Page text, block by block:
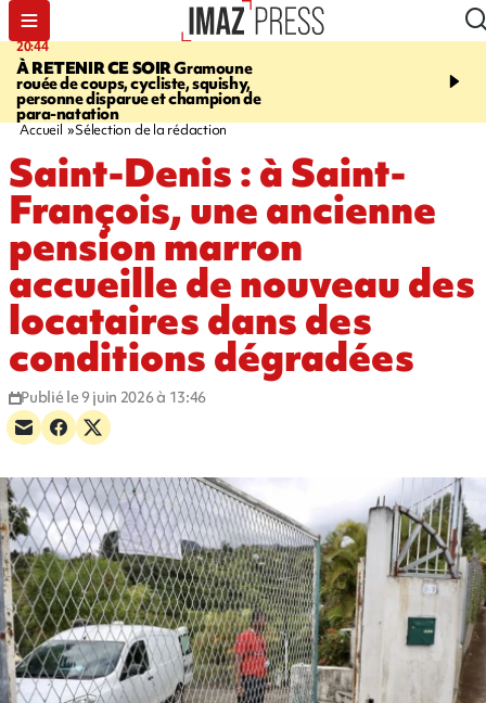
20:44
À RETENIR CE SOIRGramoune
rouée de coups, cycliste, squishy,
personne disparue et champion de
para-natation
20:35
assure que le
Accueil Sélection de la rédaction
Saint-Denis : à Saint-
François, une ancienne
pension marron
accueille de nouveau des
locataires dans des
conditions dégradées
Publié le 9 juin 2026 à 13:46